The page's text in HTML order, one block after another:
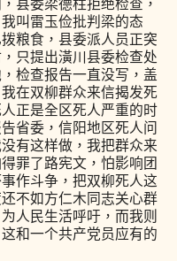
叫雷玉俭批判梁的态
粮食，县委派人员正突
只提出潢川县委检查处
检查报告一直没写，盖
在双柳群众来信揭发死
正是全区死人严重的时
省委，信阳地区死人问
有这样做，我把群众来
罪了路宪文，怕影响团
作斗争，把双柳死人这
不如方仁木同志关心群
人民生活呼吁，而我则
和一个共产党员应有的